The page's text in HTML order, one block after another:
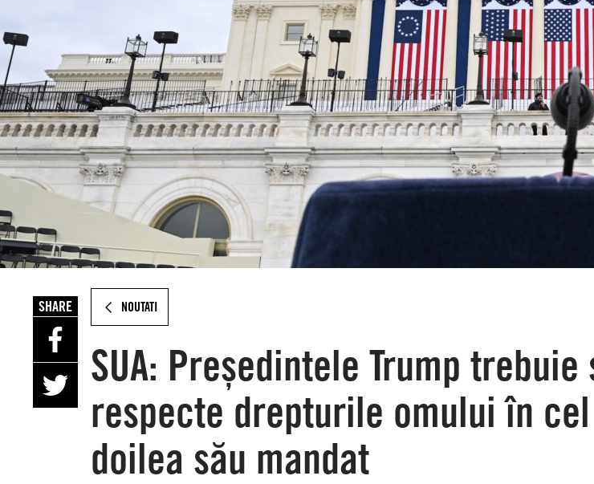
NOUTATI
SUA: Președintele Trump trebuie
respecte drepturile omului în
doilea său mandat
SHARE